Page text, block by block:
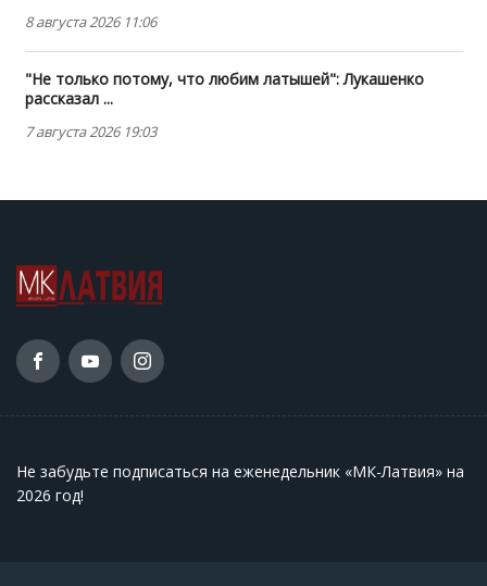
8 августа 2026 11:06
"Не только потому, что любим латышей": Лукашенко
рассказал ...
7 августа 2026 19:03
Не забудьте подписаться на еженедельник «МК-Латвия» на
2026 год!